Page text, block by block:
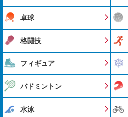
卓球
格闘技
フィギュア
バドミントン
水泳